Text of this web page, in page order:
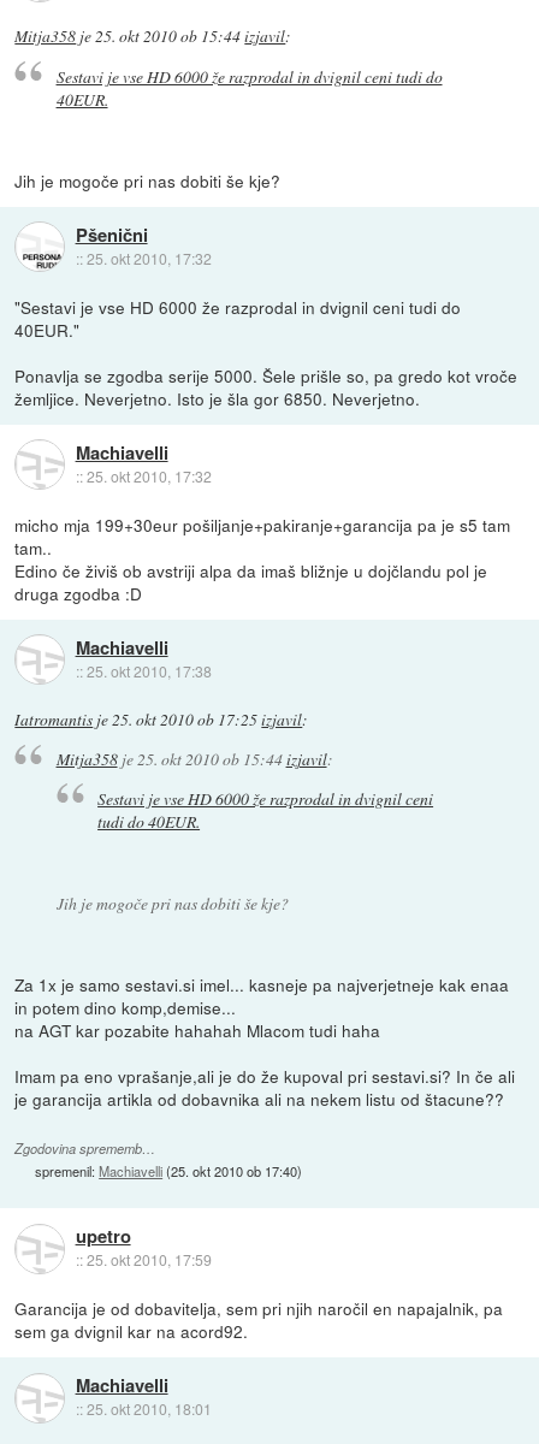
Mitja358 je25. okt 2010 ob 15:44izjavil:
Sestavi je vse HD 6000 že razprodal in dvignil ceni tudi do
40EUR.
Jih je mogoče pri nas dobiti še kje?
Pšenični
::25. okt 2010, 17:32
"Sestavi je vse HD 6000 že razprodal in dvignil ceni tudi do
40EUR."
Ponavlja se zgodba serije 5000. Šele prišle so, pa gredo kot vroče
žemljice. Neverjetno. Isto je šla gor 6850. Neverjetno.
Machiavelli
::25. okt 2010, 17:32
micho mja 199+30eur pošiljanje+pakiranje+garancija pa je s5 tam
tam..
Edino če živiš ob avstriji alpa da imaš bližnje u dojčlandu pol je
druga zgodba :D
Machiavelli
::25. okt 2010, 17:38
Iatromantis je25. okt 2010 ob 17:25izjavil:
Mitja358je25. okt 2010 ob 15:44izjavil:
Sestavi je vse HD 6000 že razprodal in dvignil ceni
tudi do 40EUR.
Jih je mogoče pri nas dobiti še kje?
Za 1x je samo sestavi.si imel... kasneje pa najverjetneje kak enaa
in potem dino komp,demise...
na AGT kar pozabite hahahah Mlacom tudi haha
Imam pa eno vprašanje,ali je do že kupoval pri sestavi.si? In če ali
je garancija artikla od dobavnika ali na nekem listu od štacune??
Zgodovina sprememb…
spremenil:Machiavelli(25. okt 2010 ob 17:40)
upetro
::25. okt 2010, 17:59
Garancija je od dobavitelja, sem pri njih naročil en napajalnik, pa
sem ga dvignil kar na acord92.
Machiavelli
::25. okt 2010, 18:01